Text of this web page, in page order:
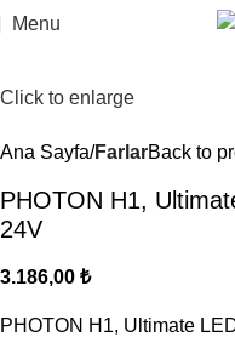
Menu
Click to enlarge
Ana Sayfa FarlarBack to
PHOTON H1,
24V
3.186,00 ₺
PHOTON H1, Ultimate